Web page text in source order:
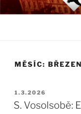
k
Určeno všem
MĚSÍC:
PUBLIKOVÁNO
1.3.2026
S. Vosolsobě: